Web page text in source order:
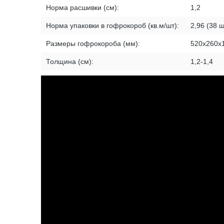
Норма расшивки (см): 1,2
Норма упаковки в гофрокороб (кв.м/шт): 2,96 (38
Размеры гофрокороба (мм):
Толщина (см): 1,2-1,4